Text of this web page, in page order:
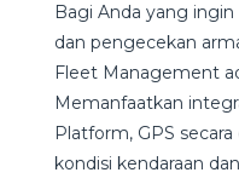
Bagi Anda yang
dan pengecekan
Fleet Management
Memanfaatkan
Platform, GPS
kondisi kendaraan